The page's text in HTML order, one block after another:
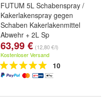
FUTUM 5L Schabenspray /
Kakerlakenspray gegen
Schaben Kakerlakenmittel
Abwehr + 2L Sp
63,99 € (12,80 €/l)
Kostenloser Versand
10